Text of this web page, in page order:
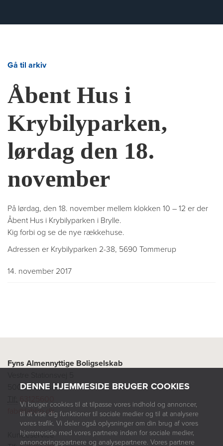
DENNE HJEMMESIDE BRUGER COOKIES
Vi bruger cookies til at tilpasse vores indhold og annoncer,
til at vise dig funktioner til sociale medier og til at analysere
vores trafik. Vi deler også oplysninger om din brug af vores
hjemmeside med vores partnere inden for sociale medier,
annonceringspartnere og analysepartnere. Vores partnere
Gå til arkiv
Åbent Hus i
Krybilyparken,
lørdag den 18.
november
På lørdag, den 18. november mellem klokken 10 – 12 er der
Åbent Hus i Krybilyparken i Brylle.
Kig forbi og se de nye rækkehuse.
Adressen er Krybilyparken 2-38, 5690 Tommerup
14. november 2017
Fyns Almennyttige Boligselskab
5000 Odense
fab@fabbo.dk
Kundeservice